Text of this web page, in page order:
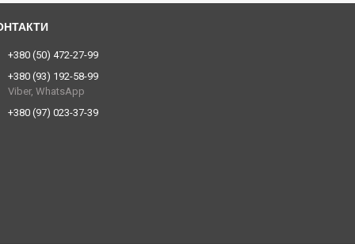
+380 (50) 472-27-99
+380 (93) 192-58-99
Viber, WhatsApp
+380 (97) 023-37-39